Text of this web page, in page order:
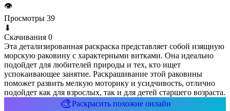
👁
Просмотры 39
⬇
Скачивания 0
Эта детализированная раскраска представляет собой изящную
морскую раковину с характерными витками. Она идеально
подойдет для любителей природы и тех, кто ищет
успокаивающее занятие. Раскрашивание этой раковины
поможет развить мелкую моторику и усидчивость, отлично
подойдет как для взрослых, так и для детей старшего возраста.
🎨Раскрасить похожие онлайн